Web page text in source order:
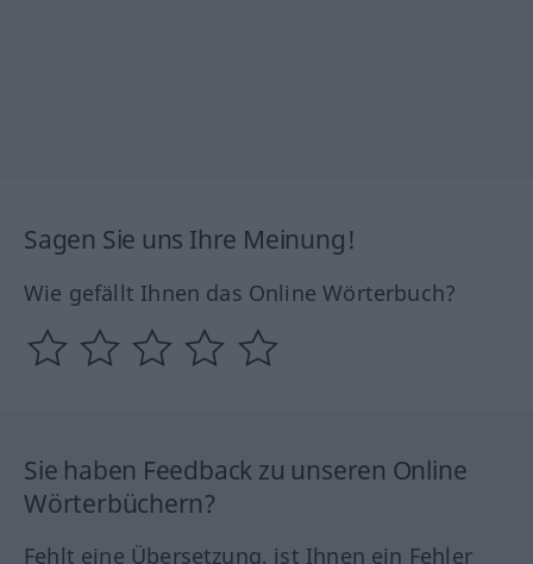
Sagen Sie uns Ihre Meinung!
Wie gefällt Ihnen das Online Wörterbuch?
Sie haben Feedback zu unseren Online
Wörterbüchern?
Fehlt eine Übersetzung, ist Ihnen ein Fehler